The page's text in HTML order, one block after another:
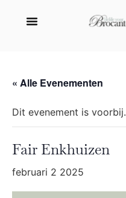
« Alle Evenementen
Dit evenement is voorbij.
Fair Enkhuizen
februari 2 2025